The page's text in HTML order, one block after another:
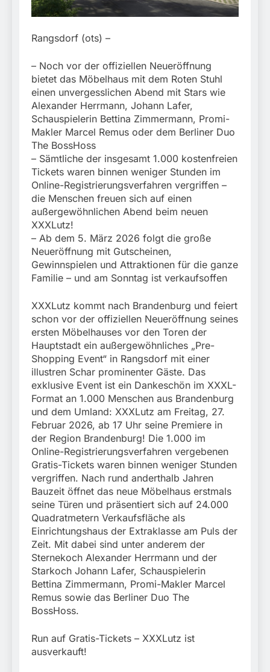
Beinahekollision an
Bahnverkehr
5. August 2026
Rangsdorf (ots) –
– Noch vor der offiziellen Neueröffnung
bietet das Möbelhaus mit dem Roten Stuhl
einen unvergesslichen Abend mit Stars wie
Alexander Herrmann, Johann Lafer,
Schauspielerin Bettina Zimmermann, Promi-
Makler Marcel Remus oder dem Berliner Duo
The BossHoss
– Sämtliche der insgesamt 1.000 kostenfreien
Tickets waren binnen weniger Stunden im
Online-Registrierungsverfahren vergriffen –
die Menschen freuen sich auf einen
außergewöhnlichen Abend beim neuen
XXXLutz!
– Ab dem 5. März 2026 folgt die große
Neueröffnung mit Gutscheinen,
Gewinnspielen und Attraktionen für die ganze
Familie – und am Sonntag ist verkaufsoffen
XXXLutz kommt nach Brandenburg und feiert
schon vor der offiziellen Neueröffnung seines
ersten Möbelhauses vor den Toren der
Hauptstadt ein außergewöhnliches „Pre-
Shopping Event“ in Rangsdorf mit einer
illustren Schar prominenter Gäste. Das
exklusive Event ist ein Dankeschön im XXXL-
Format an 1.000 Menschen aus Brandenburg
und dem Umland: XXXLutz am Freitag, 27.
Februar 2026, ab 17 Uhr seine Premiere in
der Region Brandenburg! Die 1.000 im
Online-Registrierungsverfahren vergebenen
Gratis-Tickets waren binnen weniger Stunden
vergriffen. Nach rund anderthalb Jahren
Bauzeit öffnet das neue Möbelhaus erstmals
seine Türen und präsentiert sich auf 24.000
Quadratmetern Verkaufsfläche als
Einrichtungshaus der Extraklasse am Puls der
Zeit. Mit dabei sind unter anderem der
Sternekoch Alexander Herrmann und der
Starkoch Johann Lafer, Schauspielerin
Bettina Zimmermann, Promi-Makler Marcel
Remus sowie das Berliner Duo The
BossHoss.
Run auf Gratis-Tickets – XXXLutz ist
ausverkauft!